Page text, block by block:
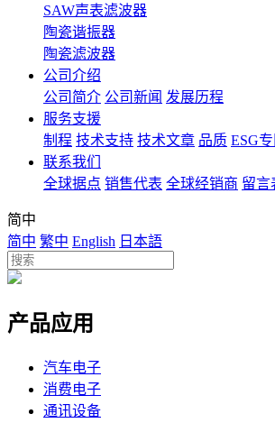
SAW声表滤波器
陶瓷谐振器
陶瓷滤波器
公司介绍
公司简介 公司新闻 发展历程
服务支援
制程 技术支持 技术文章 品质 ESG
联系我们
全球据点 销售代表 全球经销商 留言
简中
简中 繁中 English 日本語
产品应用
汽车电子
消费电子
通讯设备